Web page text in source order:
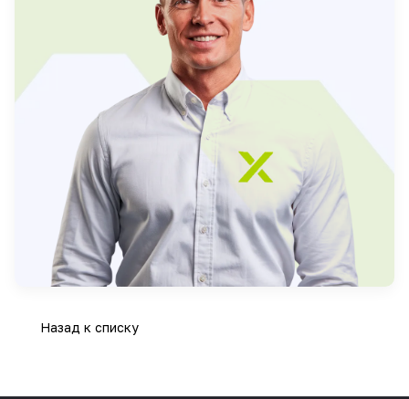
Назад к списку